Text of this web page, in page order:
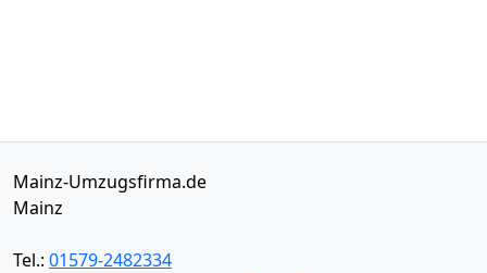
Mainz-Umzugsfirma.de
Mainz
Tel.: 01579-2482334